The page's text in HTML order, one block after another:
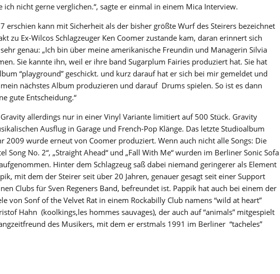
ich nicht gerne verglichen.“, sagte er einmal in einem Mica Interview.
erschien kann mit Sicherheit als der bisher größte Wurf des Steirers bezeichnet
zu Ex-Wilcos Schlagzeuger Ken Coomer zustande kam, daran erinnert sich
genau: „Ich bin über meine amerikanische Freundin und Managerin Silvia
Sie kannte ihn, weil er ihre band Sugarplum Fairies produziert hat. Sie hat
“playground” geschickt. und kurz darauf hat er sich bei mir gemeldet und
nächstes Album produzieren und darauf Drums spielen. So ist es dann
gute Entscheidung.“
allerdings nur in einer Vinyl Variante limitiert auf 500 Stück. Gravity
Ausflug in Garage und French-Pop Klänge. Das letzte Studioalbum
2009 wurde erneut von Coomer produziert. Wenn auch nicht alle Songs: Die
Song No. 2“, „Straight Ahead“ und „Fall With Me“ wurden im Berliner Sonic Sofa
Hinter dem Schlagzeug saß dabei niemand geringerer als Element
mit dem der Steirer seit über 20 Jahren, genauer gesagt seit einer Support
Clubs für Sven Regeners Band, befreundet ist. Pappik hat auch bei einem der
von Sonf of the Velvet Rat in einem Rockabilly Club namens “wild at heart”
Hahn (koolkings,les hommes sauvages), der auch auf “animals” mitgespielt
des Musikers, mit dem er erstmals 1991 im Berliner “tacheles”